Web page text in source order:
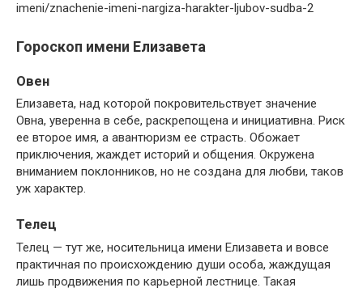
imeni/znachenie-imeni-nargiza-harakter-ljubov-sudba-2
Гороскоп имени Елизавета
Овен
Елизавета, над которой покровительствует значение
Овна, уверенна в себе, раскрепощена и инициативна. Риск
ее второе имя, а авантюризм ее страсть. Обожает
приключения, жаждет историй и общения. Окружена
вниманием поклонников, но не создана для любви, таков
уж характер.
Телец
Телец — тут же, носительница имени Елизавета и вовсе
практичная по происхождению души особа, жаждущая
лишь продвижения по карьерной лестнице. Такая